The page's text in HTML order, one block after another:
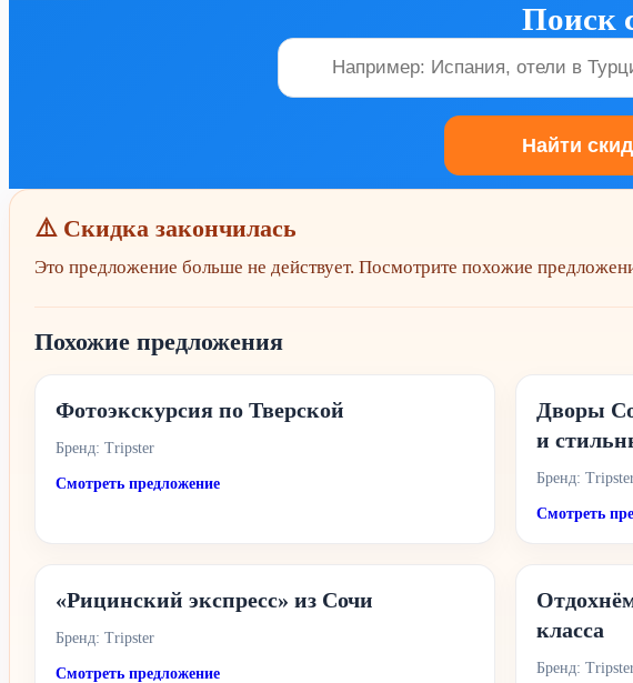
Поиск
⚠️ Скидка закончилась
Это предложение больше не действует. Посмотрите похожие
Похожие предложения
Фотоэкскурсия по Тверской
Бренд: Tripster
Смотреть предложение
Дворы
и
Бренд:
Смотреть
«Рицинский экспресс» из Сочи
Бренд: Tripster
Смотреть предложение
класса
Бренд: